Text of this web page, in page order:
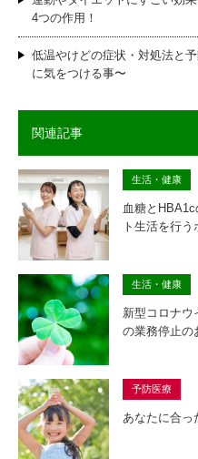
4つの作用！
低温やけどの症状・対処法と
に気をつける事〜
関連記事
生活・健康
血糖と
ト生活を行う
生活・健康
新型コロナ
の業務停止の
予防医療
あなたに合